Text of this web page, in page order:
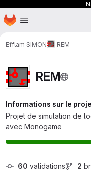
Passer au contenu principal
Page d'accueil
Efflam SIMON REM
REM
Informations sur le
Projet de simulation de
avec Monogame
60 validations 2